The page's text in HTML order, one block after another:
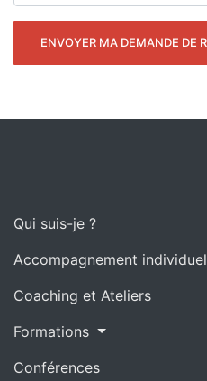
Qui suis-je ?
Accompagnement individuel
Coaching et Ateliers
Formations
Conférences